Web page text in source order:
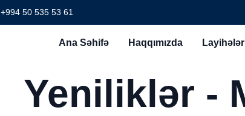
+994 50 535 53 61
Ana Səhifə Haqqımızda Layihələr
Yeniliklər -